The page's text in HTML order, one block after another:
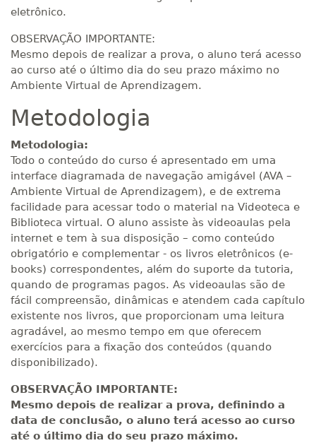
340 H 120dias
360 H 45dias 120 dias
R$ 1.784,48
Matricular
380 H 48 dias 150
400 H 50 dias
R$ 1.982,74
Matricular
420 H 53dias 150dias
R$ 2.082,12
Matricular
440 H 55dias 150dias
R$ 2.240,16
Matricular
eletrônico.
OBSERVAÇÃO IMPORTANTE:
Mesmo depois de realizar a prova, o aluno terá acesso
ao curso até o último dia do seu prazo máximo no
Ambiente Virtual de Aprendizagem.
Metodologia
Metodologia:
Todo o conteúdo do curso é apresentado em uma
interface diagramada de navegação amigável (AVA –
Ambiente Virtual de Aprendizagem), e de extrema
facilidade para acessar todo o material na Videoteca e
Biblioteca virtual. O aluno assiste às videoaulas pela
internet e tem à sua disposição – como conteúdo
obrigatório e complementar - os livros eletrônicos (e-
books) correspondentes, além do suporte da tutoria,
quando de programas pagos. As videoaulas são de
fácil compreensão, dinâmicas e atendem cada capítulo
existente nos livros, que proporcionam uma leitura
agradável, ao mesmo tempo em que oferecem
exercícios para a fixação dos conteúdos (quando
disponibilizado).
OBSERVAÇÃO IMPORTANTE:
Mesmo depois de realizar a prova, definindo a
data de conclusão, o aluno terá acesso ao curso
até o último dia do seu prazo máximo.